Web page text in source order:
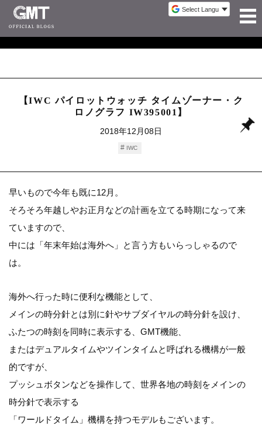
【IWC パイロットウォッチ タイムゾーナー・ク
ロノグラフ IW395001】
2018年12月08日
IWC
早いもので今年も既に12月。
そろそろ年越しやお正月などの計画を立てる時期になって来
ていますので、
中には「年末年始は海外へ」と言う方もいらっしゃるので
は。
海外へ行った時に便利な機能として、
メインの時分針とは別に針やサブダイヤルの時分針を設け、
ふたつの時刻を同時に表示する、GMT機能、
またはデュアルタイムやツインタイムと呼ばれる機構が一般
的ですが、
プッシュボタンなどを操作して、世界各地の時刻をメインの
時分針で表示する
「ワールドタイム」機構を持つモデルもございます。